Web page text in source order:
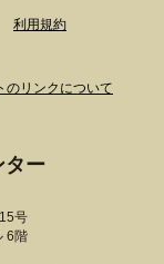
利用規約
のリンクについて
ター
号
6階